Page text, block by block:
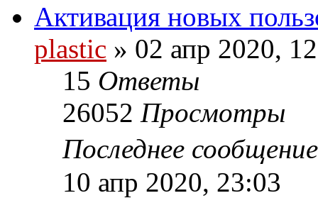
Активация новых
plastic » 02 апр 2020,
15 Ответы
26052 Просмотры
Последнее
10 апр 2020, 23:03